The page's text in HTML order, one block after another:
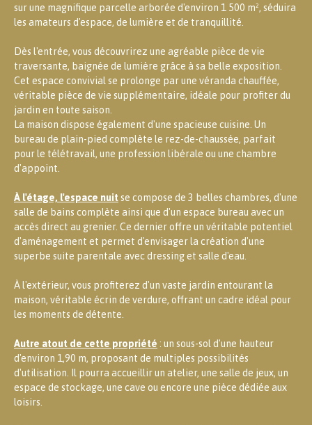
sur une magnifique parcelle arborée d'environ 1 500 m², séduira
les amateurs d'espace, de lumière et de tranquillité.
Dès l'entrée, vous découvrirez une agréable pièce de vie
traversante, baignée de lumière grâce à sa belle exposition.
Cet espace convivial se prolonge par une véranda chauffée,
véritable pièce de vie supplémentaire, idéale pour profiter du
jardin en toute saison.
La maison dispose également d'une spacieuse cuisine. Un
bureau de plain-pied complète le rez-de-chaussée, parfait
pour le télétravail, une profession libérale ou une chambre
d'appoint.
À l'étage, l'espace nuitse compose de 3 belles chambres, d'une
salle de bains complète ainsi que d'un espace bureau avec un
accès direct au grenier. Ce dernier offre un véritable potentiel
d'aménagement et permet d'envisager la création d'une
superbe suite parentale avec dressing et salle d'eau.
À l'extérieur, vous profiterez d'un vaste jardin entourant la
maison, véritable écrin de verdure, offrant un cadre idéal pour
les moments de détente.
Autre atout de cette propriété : un sous-sol d'une hauteur
d'environ 1,90 m, proposant de multiples possibilités
d'utilisation. Il pourra accueillir un atelier, une salle de jeux, un
espace de stockage, une cave ou encore une pièce dédiée aux
loisirs.